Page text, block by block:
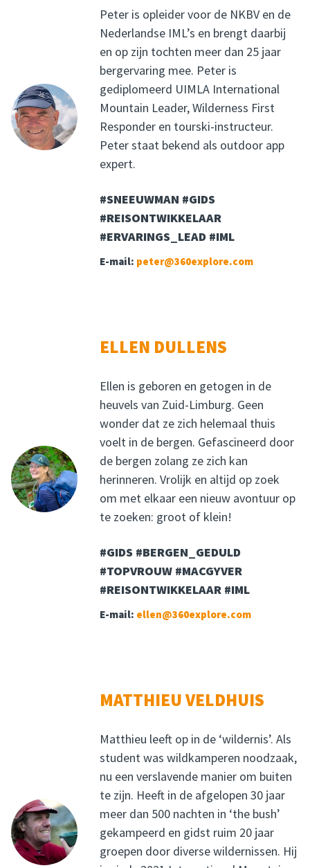
Peter is opleider voor de NKBV en de
Nederlandse IML’s en brengt daarbij
en op zijn tochten meer dan 25 jaar
bergervaring mee. Peter is
gediplomeerd UIMLA International
Mountain Leader, Wilderness First
Responder en tourski-instructeur.
Peter staat bekend als outdoor app
expert.
#SNEEUWMAN #GIDS
#REISONTWIKKELAAR
#ERVARINGS_LEAD #IML
E-mail: peter@360explore.com
ELLEN DULLENS
Ellen is geboren en getogen in de
heuvels van Zuid-Limburg. Geen
wonder dat ze zich helemaal thuis
voelt in de bergen. Gefascineerd door
de bergen zolang ze zich kan
herinneren. Vrolijk en altijd op zoek
om met elkaar een nieuw avontuur op
te zoeken: groot of klein!
#GIDS #BERGEN_GEDULD
#TOPVROUW #MACGYVER
#REISONTWIKKELAAR #IML
E-mail: ellen@360explore.com
MATTHIEU VELDHUIS
Matthieu leeft op in de ‘wildernis’. Als
student was wildkamperen noodzaak,
nu een verslavende manier om buiten
te zijn. Heeft in de afgelopen 30 jaar
meer dan 500 nachten in ‘the bush’
gekampeerd en gidst ruim 20 jaar
groepen door diverse wildernissen. Hij